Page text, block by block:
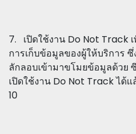
7. เปิดใช้งาน Do Not Track
การเก็บข้อมูลของผู้ให้บริการ
ลักลอบเข้ามาขโมยข้อมูลด้วย
เปิดใช้งาน Do Not Track ได้
10